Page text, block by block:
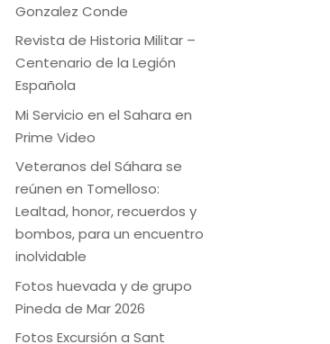
Gonzalez Conde
Revista de Historia Militar –
Centenario de la Legión
Española
Mi Servicio en el Sahara en
Prime Video
Veteranos del Sáhara se
reúnen en Tomelloso:
Lealtad, honor, recuerdos y
bombos, para un encuentro
inolvidable
Fotos huevada y de grupo
Pineda de Mar 2026
Fotos Excursión a Sant